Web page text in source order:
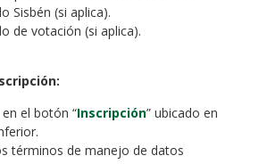
Sisbén (si aplica).
de votación (si aplica).
el botón “Inscripción” ubicado en
términos de manejo de datos